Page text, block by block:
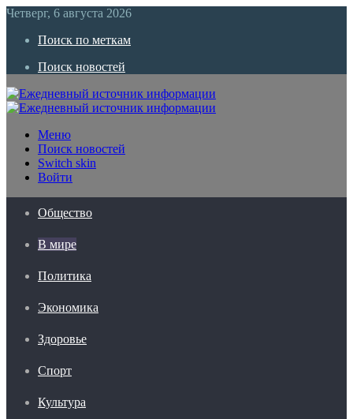
Четверг, 6 августа 2026
Поиск по меткам
Поиск новостей
Меню
Поиск новостей
Switch skin
Войти
Общество
В мире
Политика
Экономика
Здоровье
Спорт
Культура